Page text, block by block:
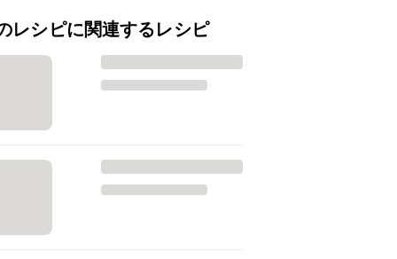
レシピに関連するレシピ